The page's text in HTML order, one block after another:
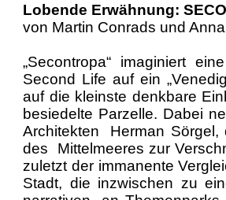
Lobende Erwähnung:
von Martin Conrads und
„Secontropa“ imaginiert
Second Life auf ein
auf die kleinste denkbare
besiedelte Parzelle. Dabei
Architekten Herman Sörgel,
des Mittelmeeres zur
zuletzt der immanente
Stadt, die inzwischen zu